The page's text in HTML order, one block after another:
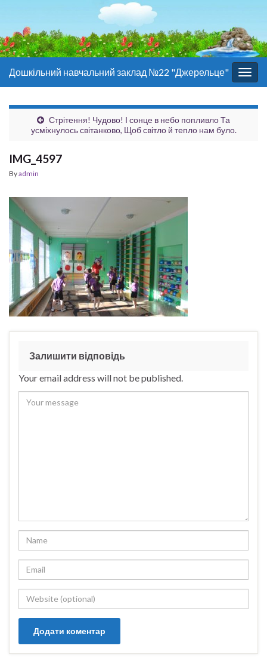
Дошкільний навчальний заклад №22 "Джерельце"
Стрітення! Чудово! І сонце в небо попливло Та
усміхнулось світанково, Щоб світло й тепло нам було.
IMG_4597
Byadmin
Залишити відповідь
Your email address will not be published.